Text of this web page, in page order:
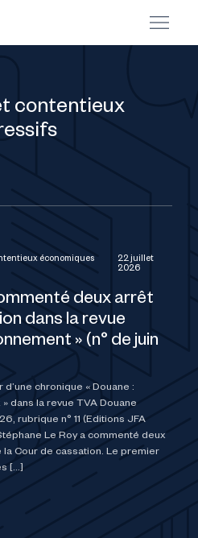
contentieux
deux arrêt
dans la revue
» (n° de juin
chronique « Douane :
dans la revue TVA Douane
rubrique n° 11 (Editions JFA
Le Roy a commenté deux
Cour de cassation. Le premier
[…]
économiques
22 juillet
2026